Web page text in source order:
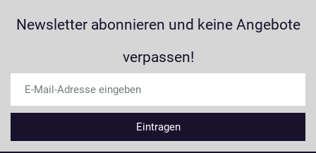
Newsletter abonnieren und keine Angebote
verpassen!